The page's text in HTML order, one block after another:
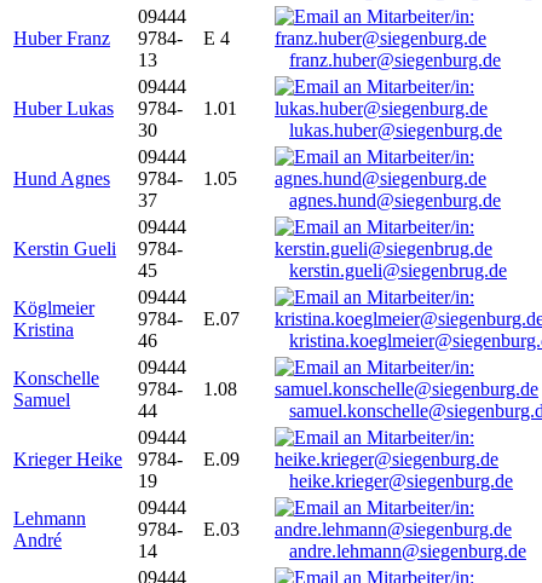
Huber Franz
09444
9784-
13
E 4
franz.huber@siegenburg.de
Huber Lukas
09444
9784-
30
1.01
lukas.huber@siegenburg.de
Hund Agnes
09444
9784-
37
1.05
agnes.hund@siegenburg.de
Kerstin Gueli
09444
9784-
45
kerstin.gueli@siegenbrug.de
Köglmeier
Kristina
09444
9784-
46
E.07
Konschelle
Samuel
09444
9784-
44
1.08
Krieger Heike
09444
9784-
19
E.09
heike.krieger@siegenburg.de
Lehmann
André
09444
9784-
14
E.03
andre.lehmann@siegenburg.de
09444